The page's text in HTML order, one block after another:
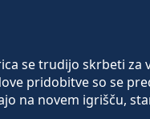
se trudijo skrbeti
pridobitve so se
na novem igrišču,